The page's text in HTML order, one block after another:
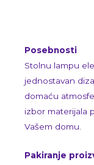
Posebnosti
Stolnu lampu
jednostavan
domaću
izbor materijala
Vašem domu.
Pakiranje